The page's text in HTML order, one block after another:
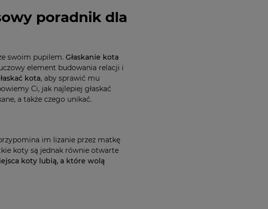
poradnik dla
swoim pupilem.Głaskanie kota
element budowania relacji i
kota, aby sprawić mu
Ci, jak najlepiej głaskać
a także czego unikać.
im lizanie przez matkę
koty są jednak równie otwarte
koty lubią, a które wolą